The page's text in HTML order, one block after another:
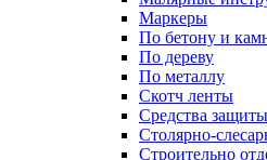
Маркеры
По бетону и
По дереву
По металлу
Скотч ленты
Средства защиты
Столярно-
Строительно